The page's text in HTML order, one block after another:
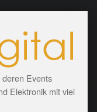
Events
Elektronik mit viel